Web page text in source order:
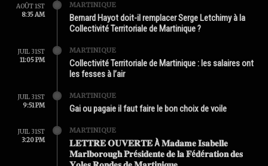
AOÛT 1ST
8:35 AM
MARTINIQUE
Bernard Hayot doit-il remplacer Serge Letchimy à la
Collectivité Territoriale de Martinique ?
JUIL 31ST
11:05 PM
MARTINIQUE
Collectivité Territoriale de Martinique : les salaires ont
les fesses à l’air
JUIL 31ST
9:51 PM
MARTINIQUE
Gai ou pagaie il faut faire le bon choix de voile
JUIL 31ST
3:20 PM
MARTINIQUE
𝐋𝐄𝐓𝐓𝐑𝐄 𝐎𝐔𝐕𝐄𝐑𝐓𝐄 À 𝐌𝐚𝐝𝐚𝐦𝐞 𝐈𝐬𝐚𝐛𝐞𝐥𝐥𝐞
𝐌𝐚𝐫𝐥𝐛𝐨𝐫𝐨𝐮𝐠𝐡 𝐏𝐫é𝐬𝐢𝐝𝐞𝐧𝐭𝐞 𝐝𝐞 𝐥𝐚 𝐅é𝐝é𝐫𝐚𝐭𝐢𝐨𝐧 𝐝𝐞𝐬